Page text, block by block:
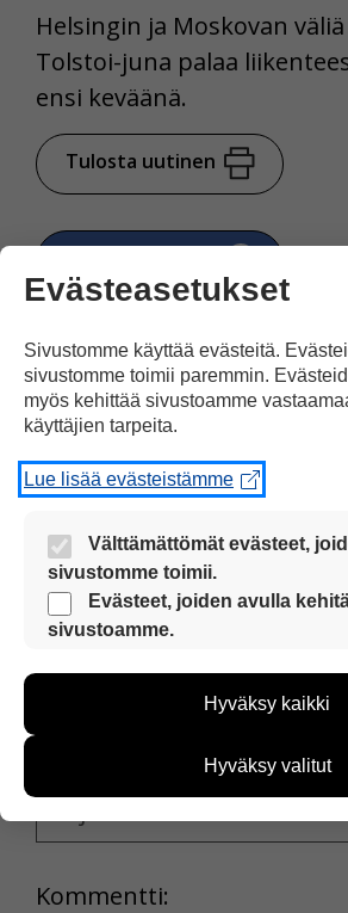
Helsingin ja Moskovan
Tolstoi-juna palaa
ensi keväänä.
Tulosta uutinen
Kommentoi
Voit kirjoittaa mielipiteesi
uutisesta
kommenttilaatikkoon.
Sinun pitää kirjoittaa myös
nimesi tai keksiä
Nimi tai nimimerkki:
Name
and
Kommentti:
Evästeasetukset
Sivustomme käyttää evästeitä.
sivustomme toimii paremmin.
myös kehittää sivustoamme
käyttäjien tarpeita.
Lue lisää evästeistämme
Välttämättömät evästeet,
sivustomme toimii.
Nämä evästeet ovat aina käytössä,
sivustoamme voi käyttää sujuvasti
Evästeet, joiden avulla
sivustoamme.
kehittää sivustoamme vastaamaan
kävijämääristä ja siitä, mitä sivuja
miten sivuilla liikutaan. Emme
yksittäiseen käyttäjään.
Voit valita, hyväksytkö näiden
Hyväksy kaikki
Hyväksy valitut